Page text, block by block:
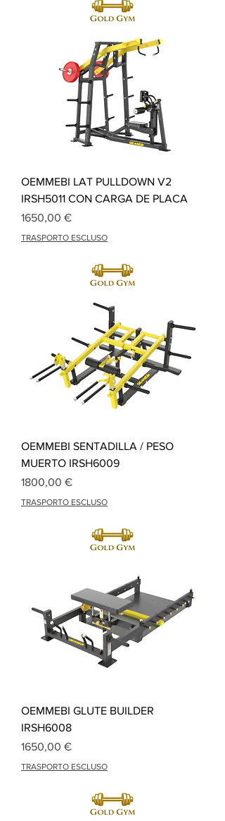
OEMMEBI LAT PULLDOWN V2
IRSH5011 CON CARGA DE PLACA
Precio
1650,00 €
TRASPORTO ESCLUSO
OEMMEBI SENTADILLA / PESO
MUERTO IRSH6009
Precio
1800,00 €
TRASPORTO ESCLUSO
OEMMEBI GLUTE BUILDER
IRSH6008
Precio
1650,00 €
TRASPORTO ESCLUSO